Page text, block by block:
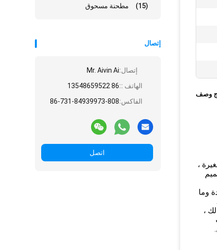
مطحنة مسحوق (15)
إتصال
إتصال:Mr. Aivin Ai
الهاتف ::86 13548659522
الفاكس:86-731-84939973-808
اتصل
وصف
،
وما
،